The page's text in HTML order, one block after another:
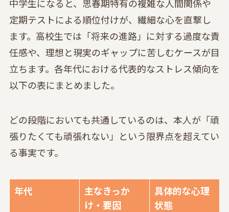
中学生になると、思春期特有の複雑な人間関係や
定期テストによる順位付けが、繊細な心を直撃し
ます。高校生では「将来の進路」に対する過度な責
任感や、理想と現実のギャップに苦しむケースが目
立ちます。各年代における代表的なストレス傾向を
以下の表にまとめました。
どの段階においても共通しているのは、本人が「頑
張りたくても頑張れない」という限界点を超えてい
る事実です。
年代
主なきっか
け・要因
具体的な心理
状態